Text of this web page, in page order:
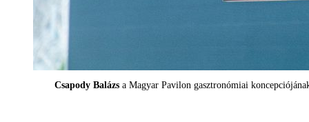
Csapody Balázs a Magyar Pavilon gasztronómiai